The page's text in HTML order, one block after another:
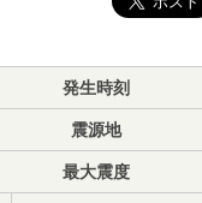
発生時刻
震源地
最大震度